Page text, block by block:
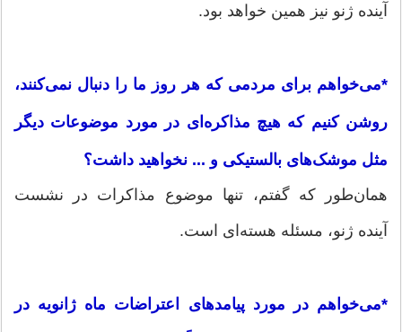
آینده ژنو نیز همین خواهد بود.
*می‌خواهم برای مردمی که هر روز ما را دنبال نمی‌کنند،
روشن کنیم که هیچ مذاکره‌ای در مورد موضوعات دیگر
مثل موشک‌های بالستیکی و ... نخواهید داشت؟
همان‌طور که گفتم، تنها موضوع مذاکرات در نشست
آینده ژنو، مسئله هسته‌ای است.
*می‌خواهم در مورد پیامدهای اعتراضات ماه ژانویه در